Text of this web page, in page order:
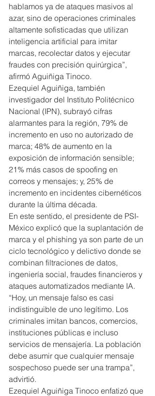
hablamos ya de ataques masivos al
azar, sino de operaciones criminales
altamente sofisticadas que utilizan
inteligencia artificial para imitar
marcas, recolectar datos y ejecutar
fraudes con precisión quirúrgica”,
afirmó Aguiñiga Tinoco.
Ezequiel Aguiñiga, también
investigador del Instituto Politécnico
Nacional (IPN), subrayó cifras
alarmantes para la región, 79% de
incremento en uso no autorizado de
marca; 48% de aumento en la
exposición de información sensible;
21% más casos de spoofing en
correos y mensajes; y, 25% de
incremento en incidentes cibernéticos
durante la última década.
En este sentido, el presidente de PSI-
México explicó que la suplantación de
marca y el phishing ya son parte de un
ciclo tecnológico y delictivo donde se
combinan filtraciones de datos,
ingeniería social, fraudes financieros y
ataques automatizados mediante IA.
“Hoy, un mensaje falso es casi
indistinguible de uno legítimo. Los
criminales imitan bancos, comercios,
instituciones públicas e incluso
servicios de mensajería. La población
debe asumir que cualquier mensaje
sospechoso puede ser una trampa”,
advirtió.
Ezequiel Aguiñiga Tinoco enfatizó que